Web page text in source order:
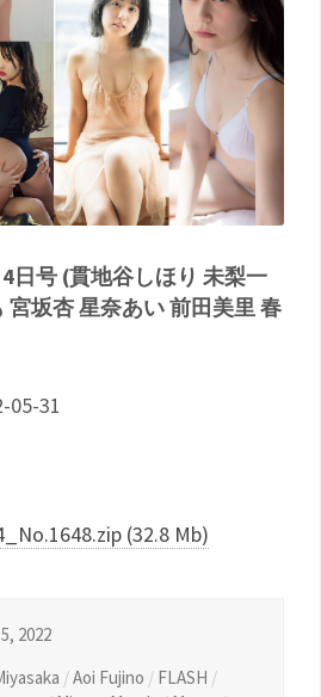
日号 (貫地谷しほり 未梨一
宮坂杏 星奈あい 前田美里 春
05-31
(32.8 Mb)
2022
/Aoi Fujino / FLASH /